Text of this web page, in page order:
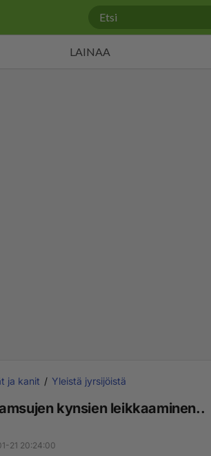
LAINAA
ja kanit Yleistä jyrsijöistä
kynsien leikkaaminen..
21 20:24:00